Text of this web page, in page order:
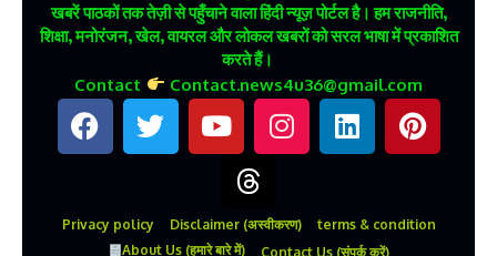
खबरें पाठकों तक तेज़ी से पहुँचाने वाला हिंदी न्यूज़ पोर्टल है। हम राजनीति,
शिक्षा, मनोरंजन, खेल, वायरल और लोकल खबरों को सरल भाषा में प्रकाशित
करते हैं।
Contact Contact.news4u36@gmail.com
Privacy policy Disclaimer (अस्वीकरण)
terms & condition
About Us (हमारे बारे में)
Contact Us (संपर्क करें)